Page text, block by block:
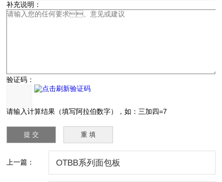
补充说明：
验证码：
请输入计算结果（填写阿拉伯数字），如：三加四=7
上一篇： OTBB系列面包板